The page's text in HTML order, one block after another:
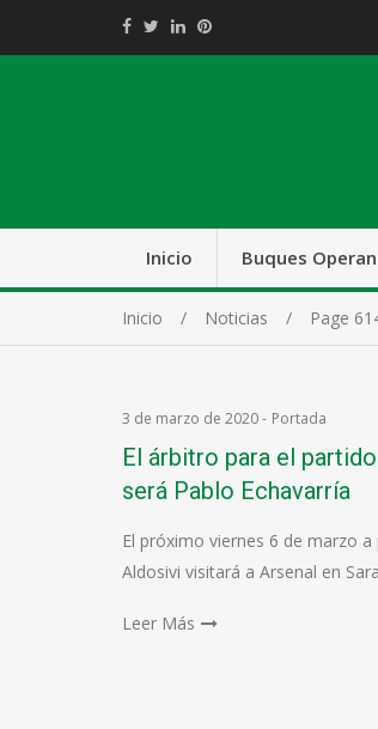
Inicio Buques
Inicio Noticias Page
Noticias
3 de marzo de 2020- Portada
El árbitro para el
será Pablo Echavarría
El próximo viernes 6 de marzo
Aldosivi visitará a Arsenal en
Leer Más